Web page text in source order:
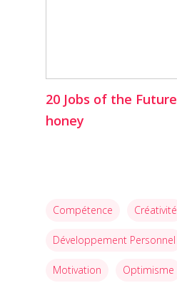
20 Jobs of the Future
honey
Compétence Créativité
Développement Personnel
Motivation Optimisme